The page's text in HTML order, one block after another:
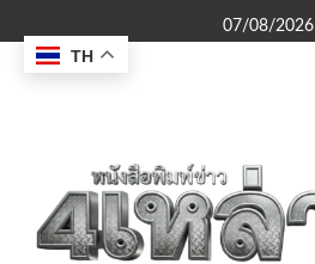
to
content
07/08/2026
TH